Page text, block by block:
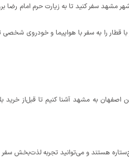
مشهد سفر کنید تا به زیارت حرم امام رضا
قطار را به سفر با هواپیما و خودروی
به مشهد آشنا کنیم تا قبل‌از خرید
هستند و می‌توانید تجربه لذت‌بخش سفر